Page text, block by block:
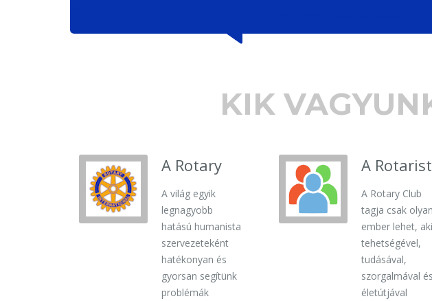
KIK
A Rotary
A világ egyik
legnagyobb
hatású humanista
szervezeteként
hatékonyan és
gyorsan segítünk
problémák
A
A Rotary Club
tagja csak olyan
ember lehet, aki
tehetségével,
tudásával,
szorgalmával és
életútjával